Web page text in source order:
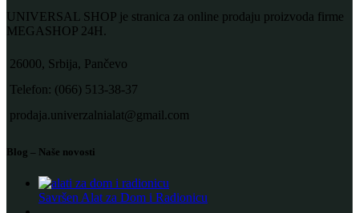
UNIVERSAL SHOP je stranica za online prodaju proizvoda firme
MEGASHOP 24H.
26000, Srbija, Pančevo
Telefon: (066) 513-38-37
prodaja.univerzalnialat@gmail.com
Blog – Naše novosti
Savršen Alat za Dom i Radionicu